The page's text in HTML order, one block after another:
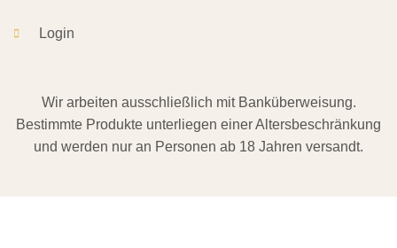
Login
Wir arbeiten ausschließlich mit Banküberweisung.
Bestimmte Produkte unterliegen einer Altersbeschränkung
und werden nur an Personen ab 18 Jahren versandt.